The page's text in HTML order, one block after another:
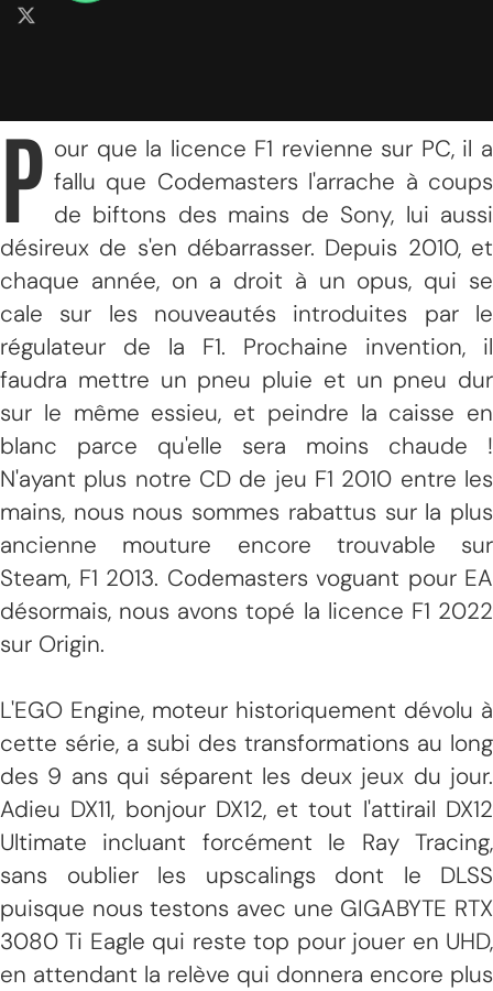
P our que la licence F1 revienne sur PC, il a
fallu que Codemasters l'arrache à coups
de biftons des mains de Sony, lui aussi
désireux de s'en débarrasser. Depuis 2010, et
chaque année, on a droit à un opus, qui se
cale sur les nouveautés introduites par le
régulateur de la F1. Prochaine invention, il
faudra mettre un pneu pluie et un pneu dur
sur le même essieu, et peindre la caisse en
blanc parce qu'elle sera moins chaude !
N'ayant plus notre CD de jeu F1 2010 entre les
mains, nous nous sommes rabattus sur la plus
ancienne mouture encore trouvable sur
Steam, F1 2013. Codemasters voguant pour EA
désormais, nous avons topé la licence F1 2022
sur Origin.
L'EGO Engine, moteur historiquement dévolu à
cette série, a subi des transformations au long
des 9 ans qui séparent les deux jeux du jour.
Adieu DX11, bonjour DX12, et tout l'attirail DX12
Ultimate incluant forcément le Ray Tracing,
sans oublier les upscalings dont le DLSS
puisque nous testons avec une GIGABYTE RTX
3080 Ti Eagle qui reste top pour jouer en UHD,
en attendant la relève qui donnera encore plus